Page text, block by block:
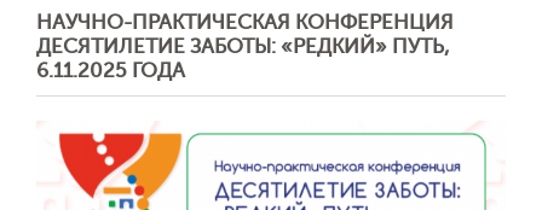
НАУЧНО-ПРАКТИЧЕСКАЯ КОНФЕРЕНЦИЯ
ДЕСЯТИЛЕТИЕ ЗАБОТЫ: «РЕДКИЙ» ПУТЬ,
6.11.2025 ГОДА